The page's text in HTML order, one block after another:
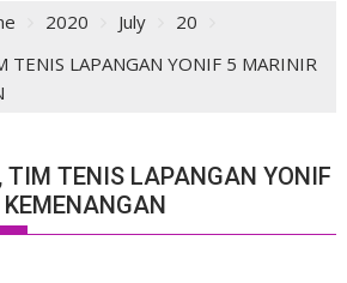
2020 July
20
TENIS LAPANGAN YONIF 5 MARINIR
TIM TENIS LAPANGAN YONIF